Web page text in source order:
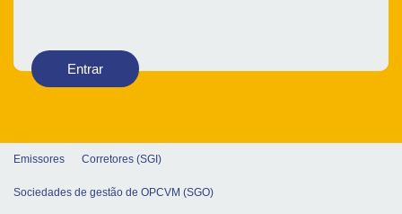
Entrar
Emissores Corretores (SGI)
Sociedades de gestão de OPCVM (SGO)